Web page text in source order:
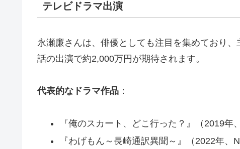
テレビドラマ出演
永瀬廉さんは、俳優としても注目を集めており
話の出演で約2,000万円が期待されます。
代表的なドラマ作品 ：
『俺のスカート、どこ行った？』（2019年
『わげもん～長崎通訳異聞～』（2022年、